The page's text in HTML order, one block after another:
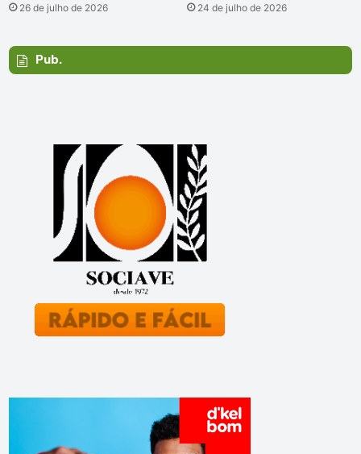
26 de julho de 2026 24 de julho de 2026
Pub.